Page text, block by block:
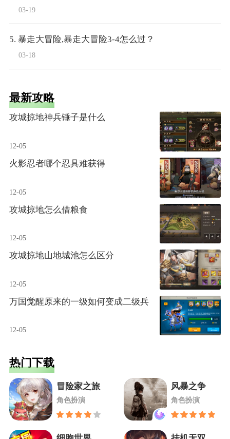
03-19
5. 暴走大冒险,暴走大冒险3-4怎么过？
03-18
最新攻略
攻城掠地神兵锤子是什么
12-05
火影忍者哪个忍具难获得
12-05
攻城掠地怎么借粮食
12-05
攻城掠地山地城池怎么区分
12-05
万国觉醒原来的一级如何变成二级兵
12-05
热门下载
冒险家之旅
角色扮演
风暴之争
角色扮演